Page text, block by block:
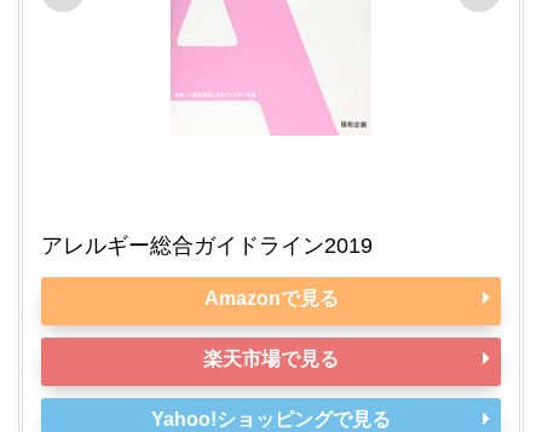
アレルギー総合ガイドライン2019
Amazonで見る
楽天市場で見る
Yahoo!ショッピングで見る